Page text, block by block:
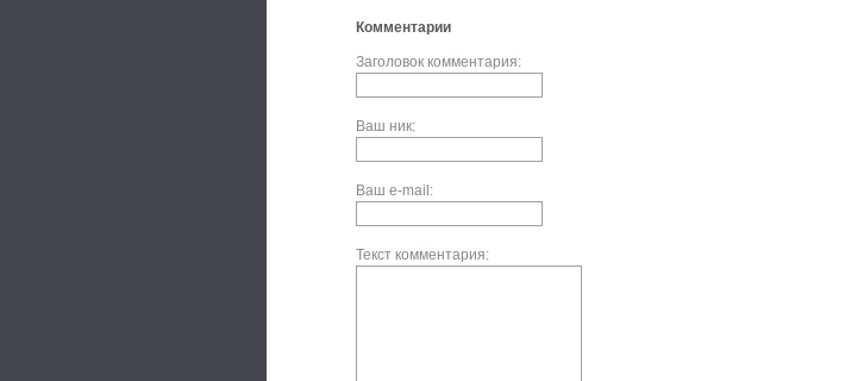
Комментарии
Заголовок комментария:
Ваш ник:
Ваш e-mail:
Текст комментария: